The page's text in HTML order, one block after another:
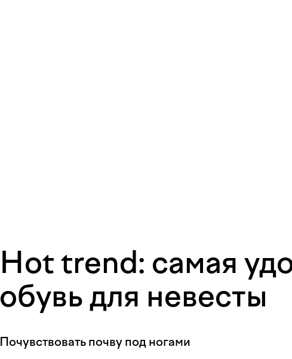
Hot trend: самая
обувь для невесты
Почувствовать почву под ногами